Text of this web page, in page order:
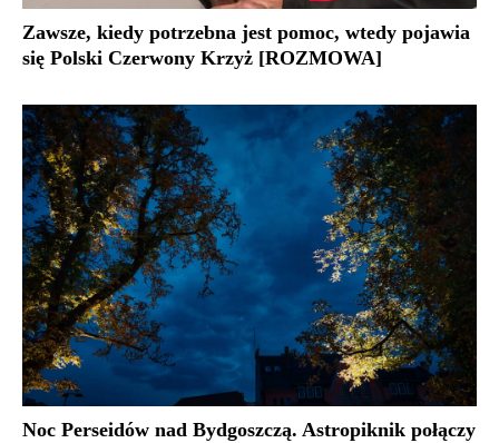
Zawsze, kiedy potrzebna jest pomoc, wtedy pojawia
się Polski Czerwony Krzyż [ROZMOWA]
Noc Perseidów nad Bydgoszczą. Astropiknik połączy